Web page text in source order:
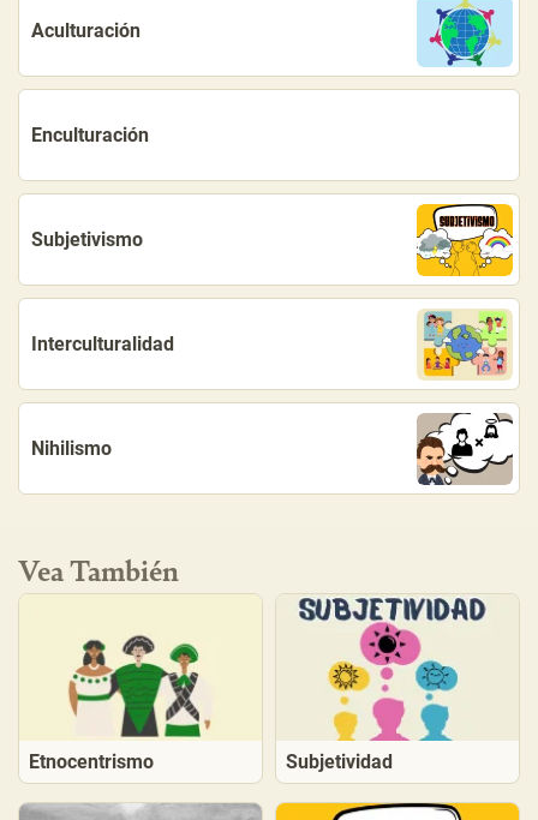
Aculturación
Enculturación
Subjetivismo
Interculturalidad
Nihilismo
Vea También
Etnocentrismo Subjetividad